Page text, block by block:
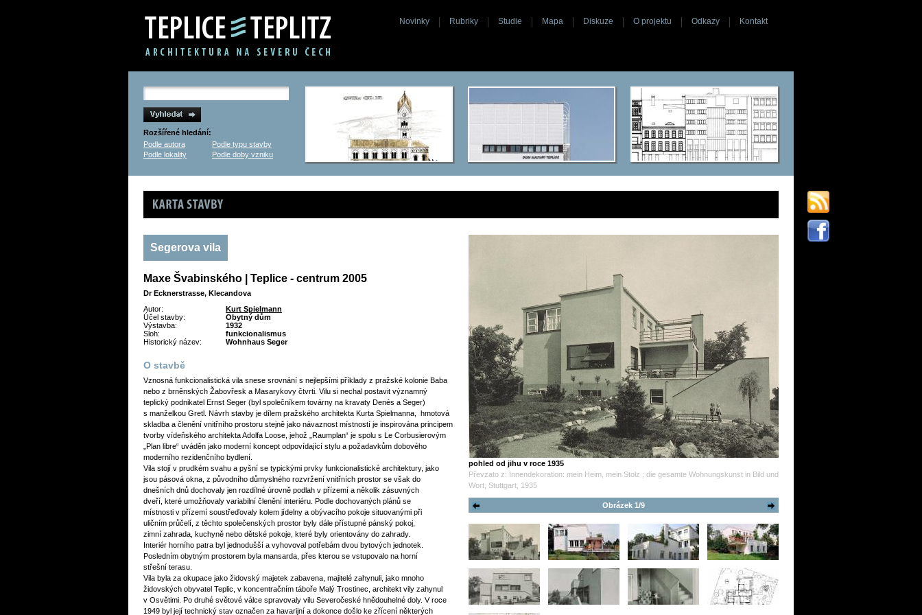
Novinky Rubriky Studie Mapa Diskuze O projektu Odkazy Kontakt
Rozšířené hledání:
Podle autora
Podle typu stavby
Podle lokality
Podle doby vzniku
Karta stavby
Segerova vila
Maxe Švabinského | Teplice - centrum 2005
Dr Ecknerstrasse, Klecandova
Autor:
Kurt Spielmann
Účel stavby:
Obytný dům
Výstavba:
1932
Sloh:
funkcionalismus
Historický název:
Wohnhaus Seger
O stavbě
Vznosná funkcionalistická vila snese srovnání s nejlepšími příklady z pražské kolonie Baba
nebo z brněnských Žabovřesk a Masarykovy čtvrti. Vilu si nechal postavit významný
teplický podnikatel Ernst Seger (byl společníkem továrny na kravaty Denés a Seger)
s manželkou Gretl. Návrh stavby je dílem pražského architekta Kurta Spielmanna, hmotová
skladba a členění vnitřního prostoru stejně jako návaznost místností je inspirována principem
tvorby vídeňského architekta Adolfa Loose, jehož „Raumplan“ je spolu s Le Corbusierovým
„Plan libre“ uváděn jako moderní koncept odpovídající stylu a požadavkům dobového
moderního rezidenčního bydlení.
Vila stojí v prudkém svahu a pyšní se typickými prvky funkcionalistické architektury, jako
jsou pásová okna, z původního důmyslného rozvržení vnitřních prostor se však do
dnešních dnů dochovaly jen rozdílné úrovně podlah v přízemí a několik zásuvných
dveří, které umožňovaly variabilní členění interiéru. Podle dochovaných plánů se
místnosti v přízemí soustřeďovaly kolem jídelny a obývacího pokoje situovanými při
uličním průčelí, z těchto společenských prostor byly dále přístupné pánský pokoj,
zimní zahrada, kuchyně nebo dětské pokoje, které byly orientovány do zahrady.
Interiér horního patra byl jednodušší a vyhovoval potřebám dvou bytových jednotek.
Posledním obytným prostorem byla mansarda, přes kterou se vstupovalo na horní
střešní terasu.
Vila byla za okupace jako židovský majetek zabavena, majitelé zahynuli, jako mnoho
židovských obyvatel Teplic, v koncentračním táboře Malý Trostinec, architekt vily zahynul
v Osvětimi. Po druhé světové válce spravovaly vilu Severočeské hnědouhelné doly. V roce
1949 byl její technický stav označen za havarijní a dokonce došlo ke zřícení některých
pohled od jihu v roce 1935
Převzato z: Innendekoration: mein Heim, mein Stolz ; die gesamte Wohnungskunst in Bild und
Wort, Stuttgart, 1935
Obrázek 1/9